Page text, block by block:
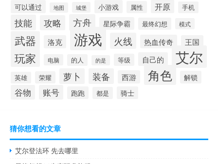
可以通过 地图 城堡 小游戏 属性 开原 手机
技能 攻略 方舟 星际争霸 最终幻想 模式
武器 洛克 游戏 火线 热血传奇 王国
玩家 电脑 的人 的是 等级 自己的 艾尔
英雄 荣耀 萝卜 装备 西游 角色 解锁
谷物 账号 跑跑 都是 骑士
猜你想看的文章
艾尔登法环 先去哪里